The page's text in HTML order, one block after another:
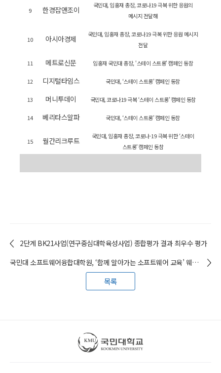
9 한경잡앤조이
국민대, 임홍재 총장, 코로나19 극복 위한 응원의
메시지 전달해
10 아시아경제
국민대, 임홍재 총장, 코로나19 극복 위한 응원 메시지
전달
11 메트로신문 임홍재 국민대 총장, '스테이 스트롱' 캠페인 동참
12 디지털타임스 국민대, ‘스테이 스트롱’ 캠페인 동참
13 머니투데이 국민대, 코로나19 극복 ‘스테이 스트롱’ 캠페인 동참
14 베리타스알파 국민대, ‘스테이 스트롱’ 캠페인 동참
15 월간리크루트
국민대, 임홍재 총장, 코로나-19 극복 위한 ‘스테이
스트롱’ 캠페인 동참
2단계 BK21사업(연구중심대학육성사업) 종합평가 결과 최우수 평가
국민대 소프트웨어융합대학원, ‘함께 알아가는 소프트웨어 교육’ 웨비나
목록
국민대학교